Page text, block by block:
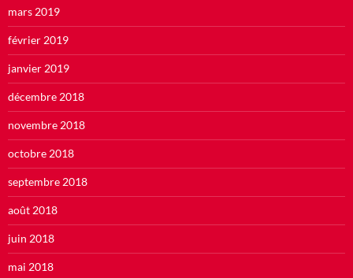
mars 2019
février 2019
janvier 2019
décembre 2018
novembre 2018
octobre 2018
septembre 2018
août 2018
juin 2018
mai 2018